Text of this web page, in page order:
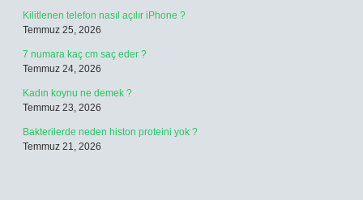
Kilitlenen telefon nasıl açılır iPhone ?
Temmuz 25, 2026
7 numara kaç cm saç eder ?
Temmuz 24, 2026
Kadın koynu ne demek ?
Temmuz 23, 2026
Bakterilerde neden histon proteini yok ?
Temmuz 21, 2026